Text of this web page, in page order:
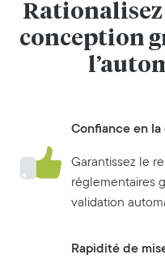
Rationalisez
conception
Confiance en
Garantissez le
réglementaires
validation
Rapidité de